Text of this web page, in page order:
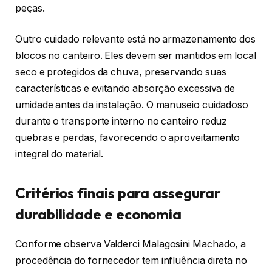
peças.
Outro cuidado relevante está no armazenamento dos
blocos no canteiro. Eles devem ser mantidos em local
seco e protegidos da chuva, preservando suas
características e evitando absorção excessiva de
umidade antes da instalação. O manuseio cuidadoso
durante o transporte interno no canteiro reduz
quebras e perdas, favorecendo o aproveitamento
integral do material.
Critérios finais para assegurar
durabilidade e economia
Conforme observa Valderci Malagosini Machado, a
procedência do fornecedor tem influência direta no